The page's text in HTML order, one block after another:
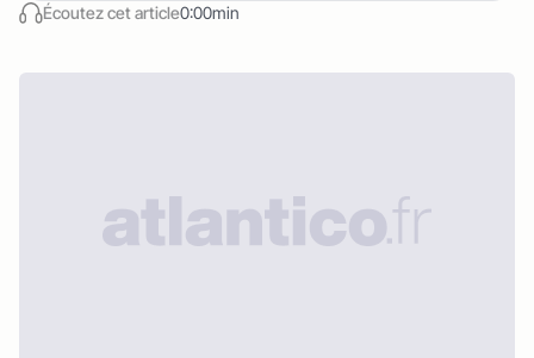
Écoutez cet article0:00min